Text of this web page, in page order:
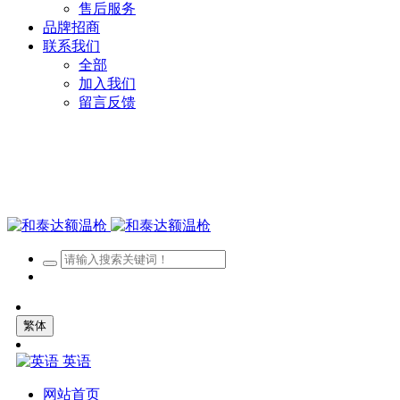
售后服务
品牌招商
联系我们
全部
加入我们
留言反馈
繁体
英语
网站首页